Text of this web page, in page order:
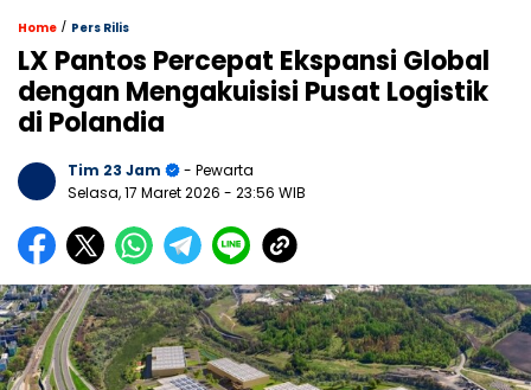
Home / Pers Rilis
LX Pantos Percepat Ekspansi Global
dengan Mengakuisisi Pusat Logistik
di Polandia
Tim 23 Jam
- Pewarta
Selasa, 17 Maret 2026 - 23:56 WIB